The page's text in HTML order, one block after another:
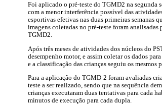
Foi aplicado o pré-teste do TGMD2 na segunda
com a menor interferência possível das
esportivas efetivas nas duas primeiras semanas
imagens coletadas no pré-teste foram
TGMD2.
Após três meses de atividades dos núcleos do
desempenho motor, e assim coletar os dados
e a classificação das crianças seguiu os mesmos
Para a aplicação do TGMD-2 foram avaliadas
teste a ser realizado, sendo que na sequência
crianças executaram duas tentativas para cada
minutos de execução para cada dupla.